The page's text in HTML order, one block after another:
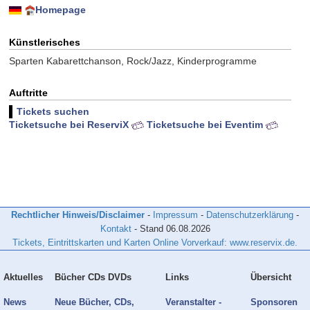
Homepage
Künstlerisches
Sparten Kabarettchanson, Rock/Jazz, Kinderprogramme
Auftritte
Tickets suchen
Ticketsuche bei ReserviX
Ticketsuche bei Eventim
Rechtlicher Hinweis/Disclaimer - Impressum - Datenschutzerklärung -
Kontakt- Stand 06.08.2026
Tickets, Eintrittskarten und Karten Online Vorverkauf: www.reservix.de.
Aktuelles
News
Bücher CDs DVDs
Neue Bücher, CDs,
Links
Veranstalter -
Übersicht
Sponsoren